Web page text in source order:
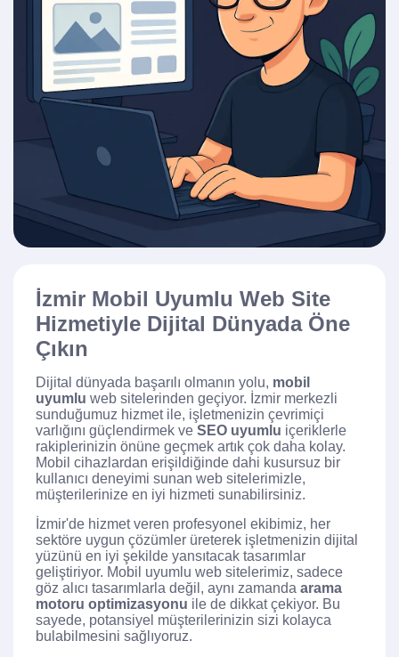
İzmir Mobil Uyumlu Web Site
Hizmetiyle Dijital Dünyada Öne
Çıkın
Dijital dünyada başarılı olmanın yolu, mobil
uyumlu web sitelerinden geçiyor. İzmir merkezli
sunduğumuz hizmet ile, işletmenizin çevrimiçi
varlığını güçlendirmek ve SEO uyumlu içeriklerle
rakiplerinizin önüne geçmek artık çok daha kolay.
Mobil cihazlardan erişildiğinde dahi kusursuz bir
kullanıcı deneyimi sunan web sitelerimizle,
müşterilerinize en iyi hizmeti sunabilirsiniz.
İzmir'de hizmet veren profesyonel ekibimiz, her
sektöre uygun çözümler üreterek işletmenizin dijital
yüzünü en iyi şekilde yansıtacak tasarımlar
geliştiriyor. Mobil uyumlu web sitelerimiz, sadece
göz alıcı tasarımlarla değil, aynı zamanda arama
motoru optimizasyonu ile de dikkat çekiyor. Bu
sayede, potansiyel müşterilerinizin sizi kolayca
bulabilmesini sağlıyoruz.